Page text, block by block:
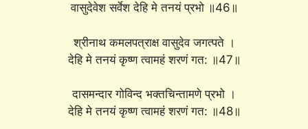
वासुदेवेश सर्वेश देहि मे तनयं प्रभो ॥46॥
श्रीनाथ कमलपत्राक्ष वासुदेव जगत्पते ।
देहि मे तनयं कृष्ण त्वामहं शरणं गत: ॥47॥
दासमन्दार गोविन्द भक्तचिन्तामणे प्रभो ।
देहि मे तनयं कृष्ण त्वामहं शरणं गत: ॥48॥